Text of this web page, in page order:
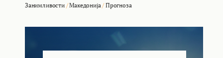
Занимливости/Македонија/Прогноза